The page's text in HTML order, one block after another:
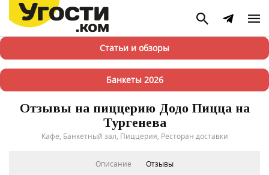
Статьи и обзоры
Банкеты 2026
Отзывы на пиццерию Додо Пицца на
Тургенева
Кафе, Банкетный зал, Пиццерия, Ресторан доставки
Описание Отзывы